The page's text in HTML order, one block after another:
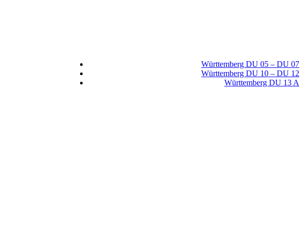
Württemberg DU 05 – DU 07
Württemberg DU 10 – DU 12
Württemberg DU 13 A